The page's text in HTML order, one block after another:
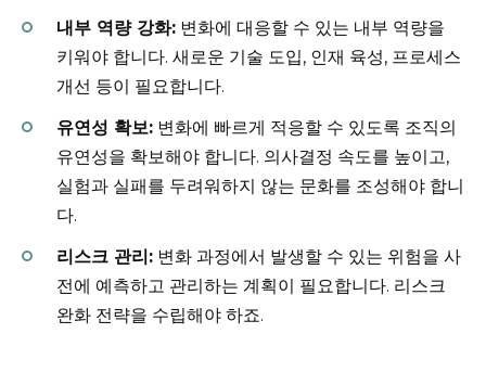
내부 역량 강화: 변화에 대응할 수 있는 내부 역량을
키워야 합니다. 새로운 기술 도입, 인재 육성, 프로세스
개선 등이 필요합니다.
유연성 확보: 변화에 빠르게 적응할 수 있도록 조직의
유연성을 확보해야 합니다. 의사결정 속도를 높이고,
실험과 실패를 두려워하지 않는 문화를 조성해야 합니
다.
리스크 관리: 변화 과정에서 발생할 수 있는 위험을 사
전에 예측하고 관리하는 계획이 필요합니다. 리스크
완화 전략을 수립해야 하죠.